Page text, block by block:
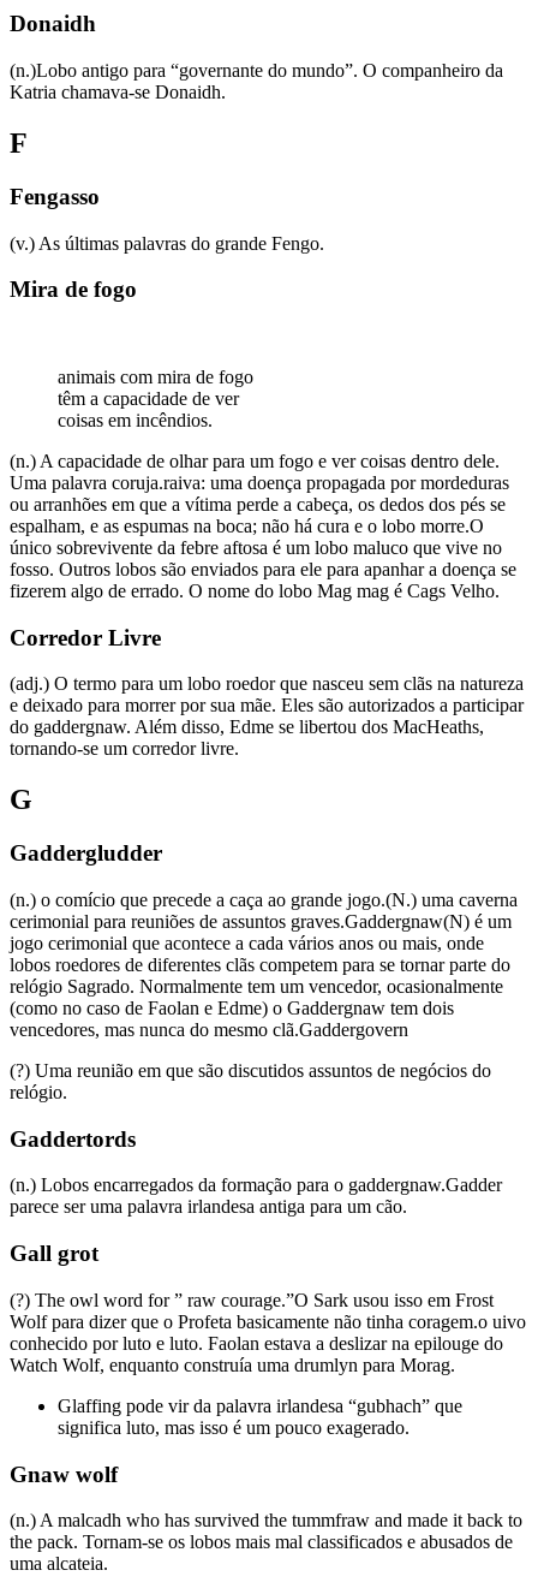
Donaidh
(n.)Lobo antigo para “governante do mundo”. O companheiro da
Katria chamava-se Donaidh.
F
Fengasso
(v.) As últimas palavras do grande Fengo.
Mira de fogo
animais com mira de fogo
têm a capacidade de ver
coisas em incêndios.
(n.) A capacidade de olhar para um fogo e ver coisas dentro dele.
Uma palavra coruja.raiva: uma doença propagada por mordeduras
ou arranhões em que a vítima perde a cabeça, os dedos dos pés se
espalham, e as espumas na boca; não há cura e o lobo morre.O
único sobrevivente da febre aftosa é um lobo maluco que vive no
fosso. Outros lobos são enviados para ele para apanhar a doença se
fizerem algo de errado. O nome do lobo Mag mag é Cags Velho.
Corredor Livre
(adj.) O termo para um lobo roedor que nasceu sem clãs na natureza
e deixado para morrer por sua mãe. Eles são autorizados a participar
do gaddergnaw. Além disso, Edme se libertou dos MacHeaths,
tornando-se um corredor livre.
G
Gaddergludder
(n.) o comício que precede a caça ao grande jogo.(N.) uma caverna
cerimonial para reuniões de assuntos graves.Gaddergnaw(N) é um
jogo cerimonial que acontece a cada vários anos ou mais, onde
lobos roedores de diferentes clãs competem para se tornar parte do
relógio Sagrado. Normalmente tem um vencedor, ocasionalmente
(como no caso de Faolan e Edme) o Gaddergnaw tem dois
vencedores, mas nunca do mesmo clã.Gaddergovern
(?) Uma reunião em que são discutidos assuntos de negócios do
relógio.
Gaddertords
(n.) Lobos encarregados da formação para o gaddergnaw.Gadder
parece ser uma palavra irlandesa antiga para um cão.
Gall grot
(?) The owl word for ” raw courage.”O Sark usou isso em Frost
Wolf para dizer que o Profeta basicamente não tinha coragem.o uivo
conhecido por luto e luto. Faolan estava a deslizar na epilouge do
Watch Wolf, enquanto construía uma drumlyn para Morag.
Glaffing pode vir da palavra irlandesa “gubhach” que
significa luto, mas isso é um pouco exagerado.
Gnaw wolf
(n.) A malcadh who has survived the tummfraw and made it back to
the pack. Tornam-se os lobos mais mal classificados e abusados de
uma alcateia.